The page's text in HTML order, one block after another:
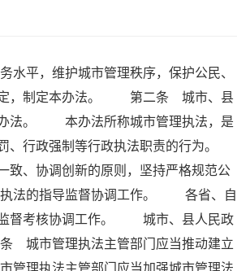
，维护城市管理秩序，保护公民、
定，制定本办法。 第二条 城市、县
办法。 本办法所称城市管理执法，是
行政强制等行政执法职责的行为。
、协调创新的原则，坚持严格规范公
法的指导监督协调工作。 各省、自
监督考核协调工作。 城市、县人民政
城市管理执法主管部门应当推动建立
理执法主管部门应当加强城市管理法